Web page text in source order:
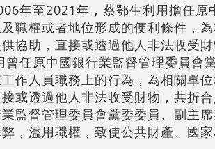
年至2021年，蔡鄂生利用擔任
職權或者地位形成的便利條件，
協助，直接或透過他人非法收受
曾任原中國銀行業監督管理委員會
作人員職務上的行為，為相關單
或透過他人非法收受財物，共折
監督管理委員會黨委委員、副主
，濫用職權，致使公共財產、國